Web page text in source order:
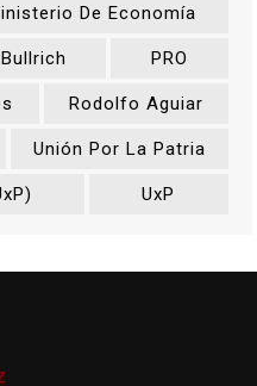
De Economía
PRO
Rodolfo Aguiar
Unión Por La Patria
UxP